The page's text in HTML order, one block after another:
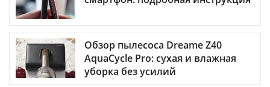
Обзор пылесоса Dreame Z40
AquaCycle Pro: сухая и влажная
уборка без усилий